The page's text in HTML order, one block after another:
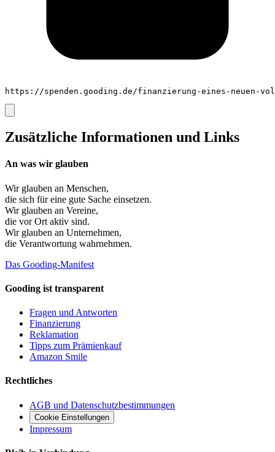
https://spenden.gooding.de/finanzierung-eines-neuen-
Zusätzliche Informationen und Links
An was wir glauben
Wir glauben an Menschen,
die sich für eine gute Sache einsetzen.
Wir glauben an Vereine,
die vor Ort aktiv sind.
Wir glauben an Unternehmen,
die Verantwortung wahrnehmen.
Das Gooding-Manifest
Gooding ist transparent
Fragen und Antworten
Finanzierung
Reklamation
Tipps zum Prämienkauf
Amazon Smile
Rechtliches
AGB und Datenschutzbestimmungen
Cookie Einstellungen
Impressum